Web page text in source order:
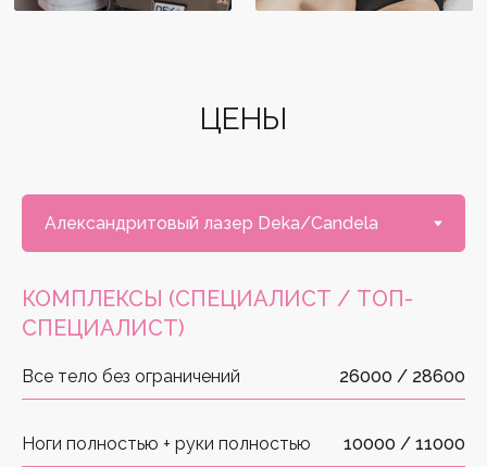
КОМПЛЕКСЫ (СПЕЦИАЛИСТ / ТОП-
СПЕЦИАЛИСТ)
Все тело без ограничений 26000 / 28600
Ноги полностью + руки полностью 10000 / 11000